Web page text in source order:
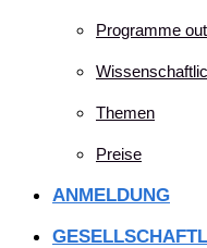
Programme
Themen
Preise
ANMELDUNG